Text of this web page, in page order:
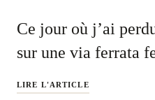
Ce jour où j’ai
sur une via ferrata
LIRE L'ARTICLE